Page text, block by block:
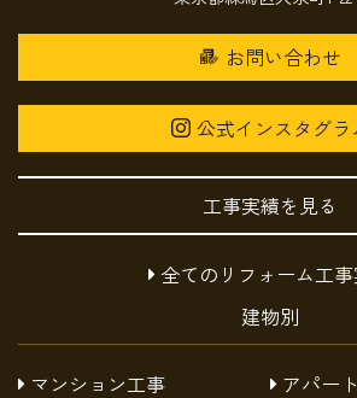
お問い合わせ
公式インスタグラ
工事実績を見る
全てのリフォーム工
建物別
マンション工事
アパー